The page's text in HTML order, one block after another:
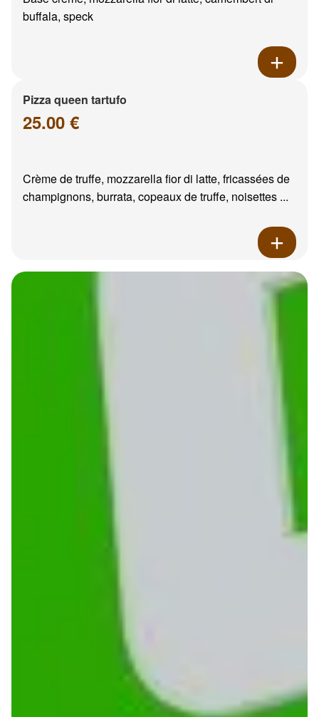
buffala, speck
Pizza queen tartufo
25.00 €
Crème de truffe, mozzarella fior di latte, fricassées de
champignons, burrata, copeaux de truffe, noisettes ...